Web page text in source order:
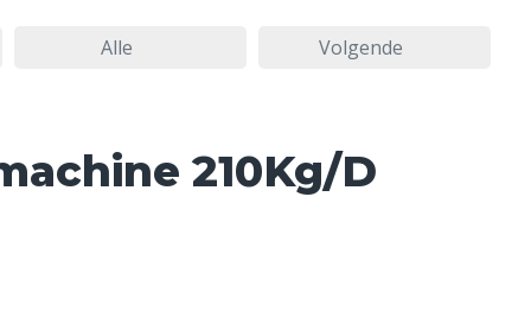
Alle Volgende
210Kg/D